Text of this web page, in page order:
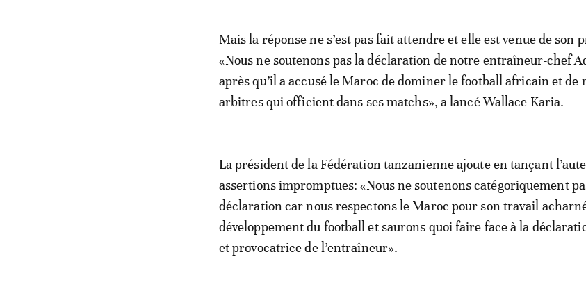
Mais la réponse ne s’est pas fait attendre et elle est venue de son
«Nous ne soutenons pas la déclaration de notre entraîneur-chef
après qu’il a accusé le Maroc de dominer le football africain et de
arbitres qui officient dans ses matchs», a lancé Wallace Karia.
La président de la Fédération tanzanienne ajoute en tançant
assertions impromptues: «Nous ne soutenons catégoriquement
déclaration car nous respectons le Maroc pour son travail
développement du football et saurons quoi faire face à la
et provocatrice de l’entraîneur».